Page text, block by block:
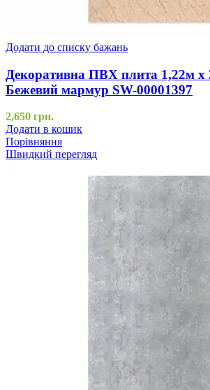
Додати до списку бажань
Декоративна ПВХ плита 1,22м
Бежевий мармур SW-00001397
2,650 грн.
Додати в кошик
Порівняння
Швидкий перегляд